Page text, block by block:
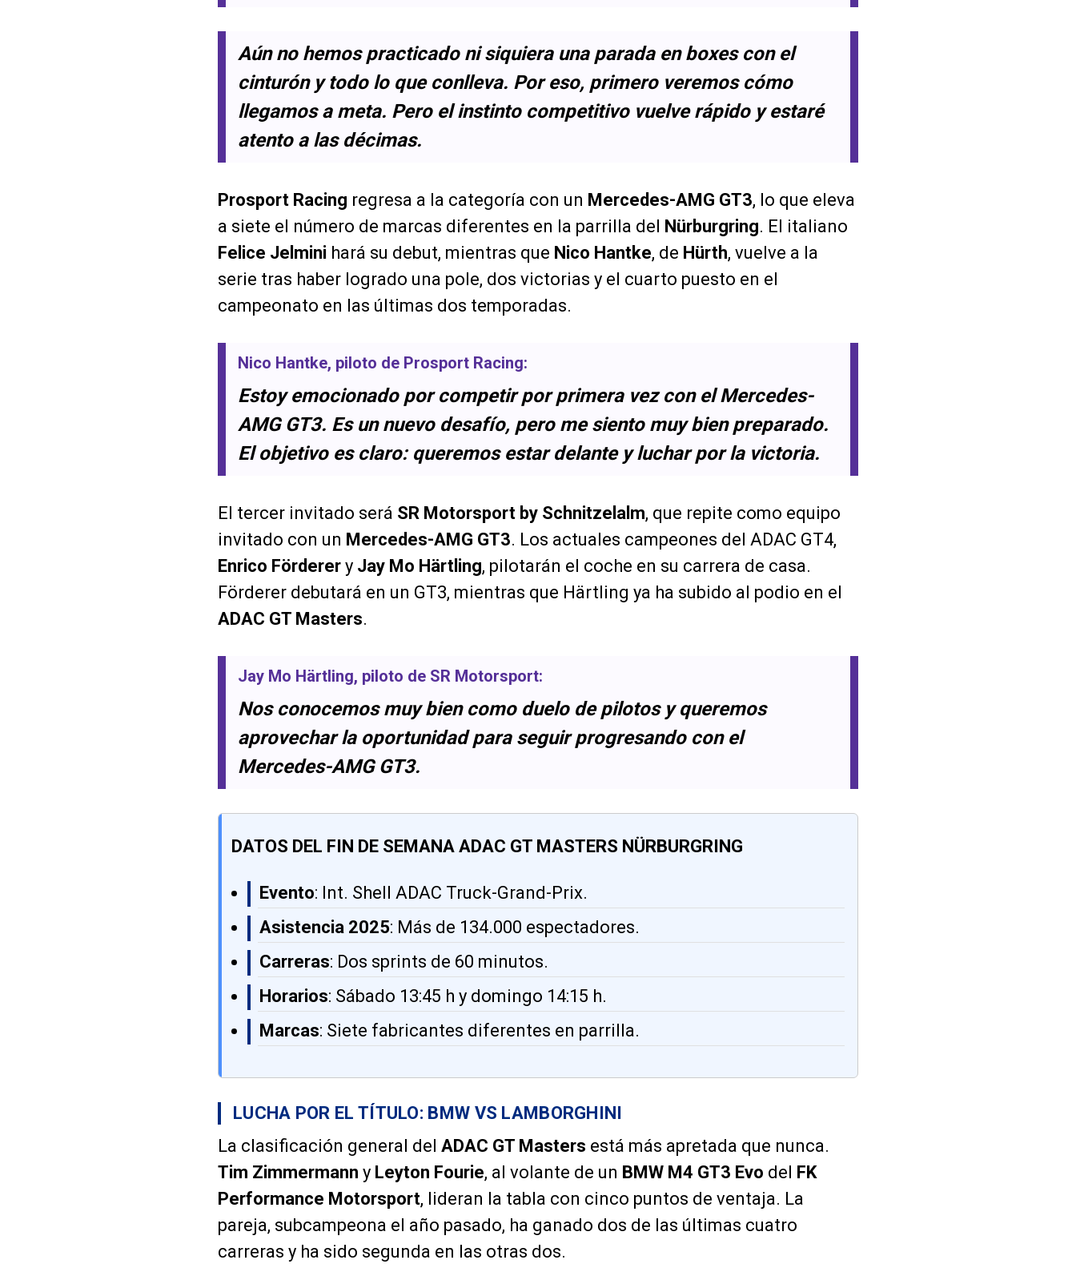
Aún no hemos practicado ni siquiera una parada en boxes con el
cinturón y todo lo que conlleva. Por eso, primero veremos cómo
llegamos a meta. Pero el instinto competitivo vuelve rápido y estaré
atento a las décimas.
Prosport Racing regresa a la categoría con un Mercedes-AMG GT3, lo que eleva
a siete el número de marcas diferentes en la parrilla del Nürburgring. El italiano
Felice Jelmini hará su debut, mientras que Nico Hantke, de Hürth, vuelve a la
serie tras haber logrado una pole, dos victorias y el cuarto puesto en el
campeonato en las últimas dos temporadas.
Nico Hantke, piloto de Prosport Racing:
Estoy emocionado por competir por primera vez con el Mercedes-
AMG GT3. Es un nuevo desafío, pero me siento muy bien preparado.
El objetivo es claro: queremos estar delante y luchar por la victoria.
El tercer invitado será SR Motorsport by Schnitzelalm, que repite como equipo
invitado con un Mercedes-AMG GT3. Los actuales campeones del ADAC GT4,
Enrico Förderer y Jay Mo Härtling, pilotarán el coche en su carrera de casa.
Förderer debutará en un GT3, mientras que Härtling ya ha subido al podio en el
ADAC GT Masters.
Jay Mo Härtling, piloto de SR Motorsport:
Nos conocemos muy bien como duelo de pilotos y queremos
aprovechar la oportunidad para seguir progresando con el
Mercedes-AMG GT3.
DATOS DEL FIN DE SEMANA ADAC GT MASTERS NÜRBURGRING
Evento: Int. Shell ADAC Truck-Grand-Prix.
Asistencia 2025: Más de 134.000 espectadores.
Carreras: Dos sprints de 60 minutos.
Horarios: Sábado 13:45 h y domingo 14:15 h.
Marcas: Siete fabricantes diferentes en parrilla.
LUCHA POR EL TÍTULO: BMW VS LAMBORGHINI
La clasificación general del ADAC GT Masters está más apretada que nunca.
Tim Zimmermann y Leyton Fourie, al volante de un BMW M4 GT3 Evo del
FK
Performance Motorsport, lideran la tabla con cinco puntos de ventaja. La
pareja, subcampeona el año pasado, ha ganado dos de las últimas cuatro
carreras y ha sido segunda en las otras dos.